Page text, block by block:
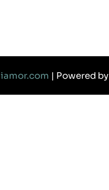
| Powered by